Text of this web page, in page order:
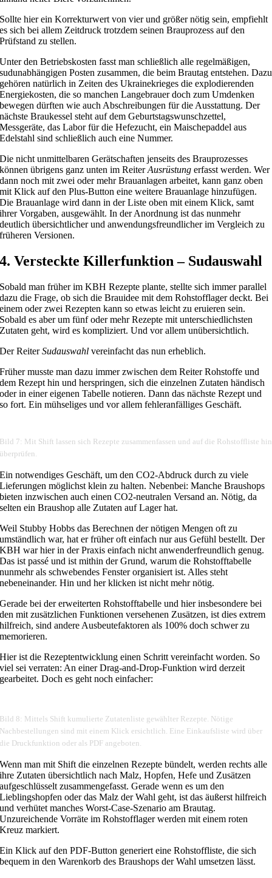
Sollte hier ein Korrekturwert von vier und größer nötig sein, empfiehlt
es sich bei allem Zeitdruck trotzdem seinen Brauprozess auf den
Prüfstand zu stellen.
Unter den Betriebskosten fasst man schließlich alle regelmäßigen,
sudunabhängigen Posten zusammen, die beim Brautag entstehen. Dazu
gehören natürlich in Zeiten des Ukrainekrieges die explodierenden
Energiekosten, die so manchen Langebrauer doch zum Umdenken
bewegen dürften wie auch Abschreibungen für die Ausstattung. Der
nächste Braukessel steht auf dem Geburtstagswunschzettel,
Messgeräte, das Labor für die Hefezucht, ein Maischepaddel aus
Edelstahl sind schließlich auch eine Nummer.
Die nicht unmittelbaren Gerätschaften jenseits des Brauprozesses
können übrigens ganz unten im ReiterAusrüstungerfasst werden. Wer
dann noch mit zwei oder mehr Brauanlagen arbeitet, kann ganz oben
mit Klick auf den Plus-Button eine weitere Brauanlage hinzufügen.
Die Brauanlage wird dann in der Liste oben mit einem Klick, samt
ihrer Vorgaben, ausgewählt. In der Anordnung ist das nunmehr
deutlich übersichtlicher und anwendungsfreundlicher im Vergleich zu
früheren Versionen.
4. Versteckte Killerfunktion – Sudauswahl
Sobald man früher im KBH Rezepte plante, stellte sich immer parallel
dazu die Frage, ob sich die Brauidee mit dem Rohstofflager deckt. Bei
einem oder zwei Rezepten kann so etwas leicht zu eruieren sein.
Sobald es aber um fünf oder mehr Rezepte mit unterschiedlichsten
Zutaten geht, wird es kompliziert. Und vor allem unübersichtlich.
Der ReiterSudauswahl vereinfacht das nun erheblich.
Früher musste man dazu immer zwischen dem Reiter Rohstoffe und
dem Rezept hin und herspringen, sich die einzelnen Zutaten händisch
oder in einer eigenen Tabelle notieren. Dann das nächste Rezept und
so fort. Ein mühseliges und vor allem fehleranfälliges Geschäft.
Bild 7: Mit Shift lassen sich Rezepte zusammenfassen und auf die Rohstoffliste hin
überprüfen.
Ein notwendiges Geschäft, um den CO2-Abdruck durch zu viele
Lieferungen möglichst klein zu halten. Nebenbei: Manche Braushops
bieten inzwischen auch einen CO2-neutralen Versand an. Nötig, da
selten ein Braushop alle Zutaten auf Lager hat.
Weil Stubby Hobbs das Berechnen der nötigen Mengen oft zu
umständlich war, hat er früher oft einfach nur aus Gefühl bestellt. Der
KBH war hier in der Praxis einfach nicht anwenderfreundlich genug.
Das ist passé und ist mithin der Grund, warum die Rohstofftabelle
nunmehr als schwebendes Fenster organisiert ist. Alles steht
nebeneinander. Hin und her klicken ist nicht mehr nötig.
Gerade bei der erweiterten Rohstofftabelle und hier insbesondere bei
den mit zusätzlichen Funktionen versehenen Zusätzen, ist dies extrem
hilfreich, sind andere Ausbeutefaktoren als 100% doch schwer zu
memorieren.
Hier ist die Rezeptentwicklung einen Schritt vereinfacht worden. So
viel sei verraten: An einer Drag-and-Drop-Funktion wird derzeit
gearbeitet. Doch es geht noch einfacher:
Bild 8: Mittels Shift kumulierte Zutatenliste gewählter Rezepte. Nötige
Nachbestellungen sind mit einem Klick ersichtlich. Eine Einkaufsliste wird über
die Druckfunktion oder als PDF angeboten.
Wenn man mit Shift die einzelnen Rezepte bündelt, werden rechts alle
ihre Zutaten übersichtlich nach Malz, Hopfen, Hefe und Zusätzen
aufgeschlüsselt zusammengefasst. Gerade wenn es um den
Lieblingshopfen oder das Malz der Wahl geht, ist das äußerst hilfreich
und verhütet manches Worst-Case-Szenario am Brautag.
Unzureichende Vorräte im Rohstofflager werden mit einem roten
Kreuz markiert.
Ein Klick auf den PDF-Button generiert eine Rohstoffliste, die sich
bequem in den Warenkorb des Braushops der Wahl umsetzen lässt.